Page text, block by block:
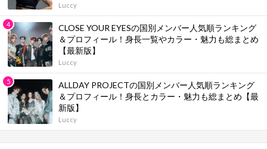
Luccy
CLOSE YOUR EYESの国別メンバー人気順ランキング
＆プロフィール！身長一覧やカラー・魅力も総まとめ
【最新版】
Luccy
ALLDAY PROJECTの国別メンバー人気順ランキング
＆プロフィール！身長とカラー・魅力も総まとめ【最
新版】
Luccy